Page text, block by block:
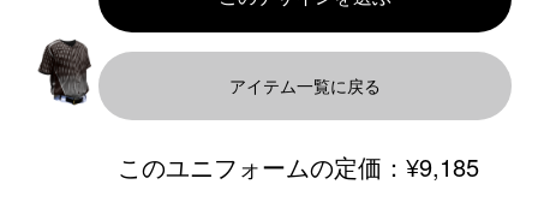
アイテム一覧に戻る
このユニフォームの定価：¥9,185